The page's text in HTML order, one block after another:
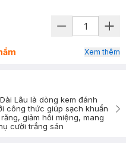
Xem thêm
Lâu là dòng kem đánh
công thức giúp sạch khuẩn
giảm hôi miệng, mang
cười trắng sán